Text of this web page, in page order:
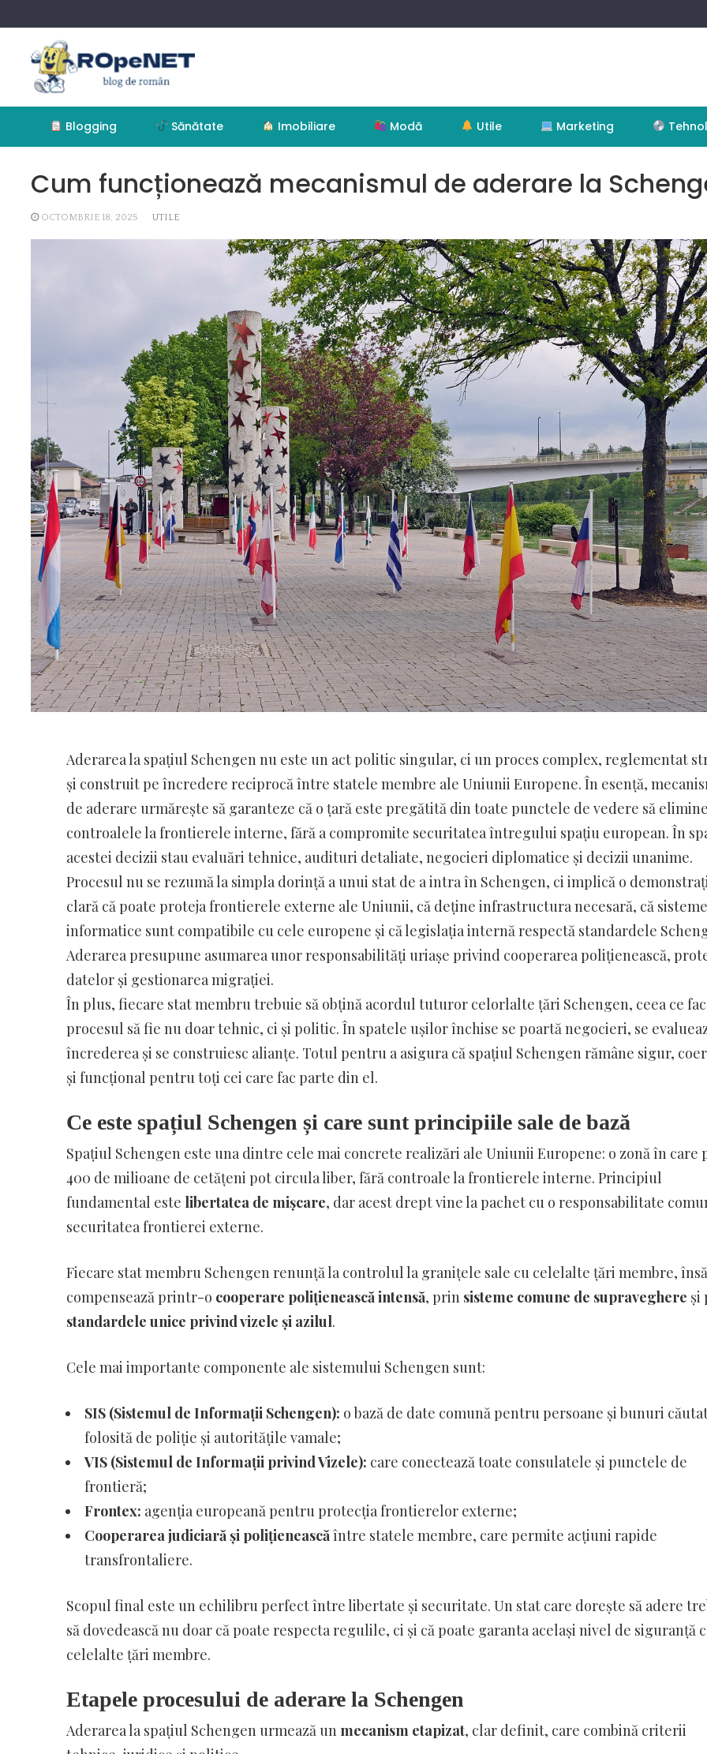
to
Blogging Sănătate Imobiliare Modă Utile Marketing
Cum funcționează mecanismul de aderare la
OCTOMBRIE 18, 2025 UTILE
Aderarea la spațiul Schengen nu este un act politic singular, ci un proces complex, reglementat
și construit pe încredere reciprocă între statele membre ale Uniunii Europene. În esență,
de aderare urmărește să garanteze că o țară este pregătită din toate punctele de vedere să elimine
controalele la frontierele interne, fără a compromite securitatea întregului spațiu european. În
acestei decizii stau evaluări tehnice, audituri detaliate, negocieri diplomatice și decizii unanime.
Procesul nu se rezumă la simpla dorință a unui stat de a intra în Schengen, ci implică o
clară că poate proteja frontierele externe ale Uniunii, că deține infrastructura necesară, că
informatice sunt compatibile cu cele europene și că legislația internă respectă standardele
Aderarea presupune asumarea unor responsabilități uriașe privind cooperarea polițienească,
datelor și gestionarea migrației.
În plus, fiecare stat membru trebuie să obțină acordul tuturor celorlalte țări Schengen, ceea ce
procesul să fie nu doar tehnic, ci și politic. În spatele ușilor închise se poartă negocieri, se
încrederea și se construiesc alianțe. Totul pentru a asigura că spațiul Schengen rămâne sigur,
și funcțional pentru toți cei care fac parte din el.
Ce este spațiul Schengen și care sunt principiile sale de bază
Spațiul Schengen este una dintre cele mai concrete realizări ale Uniunii Europene: o zonă în care
400 de milioane de cetățeni pot circula liber, fără controale la frontierele interne. Principiul
fundamental este libertatea de mișcare, dar acest drept vine la pachet cu o responsabilitate
securitatea frontierei externe.
Fiecare stat membru Schengen renunță la controlul la granițele sale cu celelalte țări membre, însă
compensează printr-o cooperare polițienească intensă, prin sisteme comune de supraveghere și
standardele unice privind vizele și azilul.
Cele mai importante componente ale sistemului Schengen sunt:
SIS (Sistemul de Informații Schengen): o bază de date comună pentru persoane și bunuri
folosită de poliție și autoritățile vamale;
VIS (Sistemul de Informații privind Vizele): care conectează toate consulatele și punctele de
frontieră;
Frontex: agenția europeană pentru protecția frontierelor externe;
Cooperarea judiciară și polițienească între statele membre, care permite acțiuni rapide
transfrontaliere.
Scopul final este un echilibru perfect între libertate și securitate. Un stat care dorește să adere
să dovedească nu doar că poate respecta regulile, ci și că poate garanta același nivel de siguranță
celelalte țări membre.
Etapele procesului de aderare la Schengen
Aderarea la spațiul Schengen urmează un mecanism etapizat, clar definit, care combină criterii